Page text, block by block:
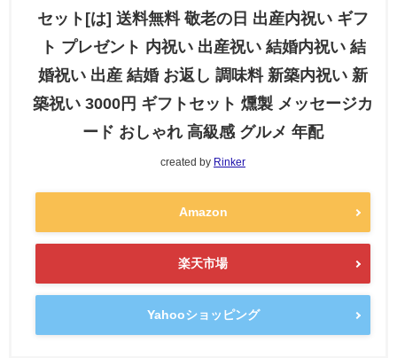
セット[は] 送料無料 敬老の日 出産内祝い ギフ
ト プレゼント 内祝い 出産祝い 結婚内祝い 結
婚祝い 出産 結婚 お返し 調味料 新築内祝い 新
築祝い 3000円 ギフトセット 燻製 メッセージカ
ード おしゃれ 高級感 グルメ 年配
created by Rinker
Amazon
楽天市場
Yahooショッピング